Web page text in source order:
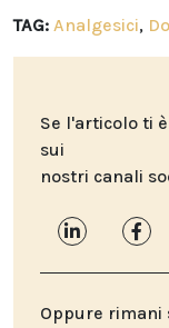
TAG: Analgesici,
Se l'articolo ti
sui
nostri canali
Oppure rimani